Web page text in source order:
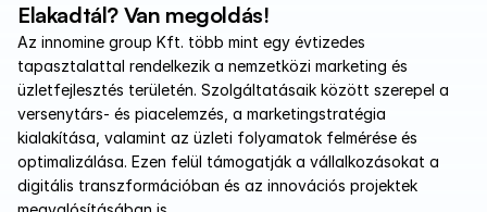
Elakadtál? Van megoldás!
Az innomine group Kft. több mint egy évtizedes
tapasztalattal rendelkezik a nemzetközi marketing és
üzletfejlesztés területén. Szolgáltatásaik között szerepel a
versenytárs- és piacelemzés, a marketingstratégia
kialakítása, valamint az üzleti folyamatok felmérése és
optimalizálása. Ezen felül támogatják a vállalkozásokat a
digitális transzformációban és az innovációs projektek